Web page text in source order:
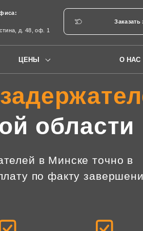
д. 48, оф. 1
Заказать
ЦЕНЫ О НАС
области
в Минске точно в
по факту